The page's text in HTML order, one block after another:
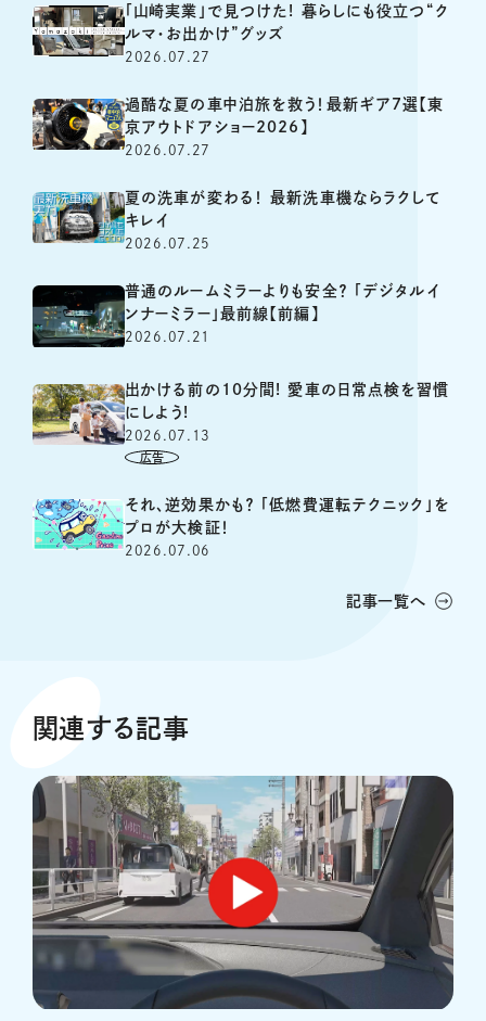
「山崎実業」で見つけた! 暮らしにも役立つ“ク
ルマ・お出かけ”グッズ
2026.07.27
過酷な夏の車中泊旅を救う！最新ギア7選【東
京アウトドアショー2026】
2026.07.27
夏の洗車が変わる！ 最新洗車機ならラクして
キレイ
2026.07.25
普通のルームミラーよりも安全？ 「デジタルイ
ンナーミラー」最前線【前編】
2026.07.21
出かける前の10分間! 愛車の日常点検を習慣
にしよう!
2026.07.13
それ、逆効果かも？ 「低燃費運転テクニック」を
プロが大検証！
2026.07.06
記事一覧へ
関連する記事